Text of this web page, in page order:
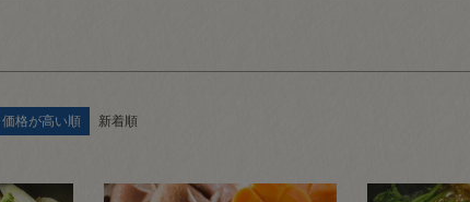
価格が高い順 新着順